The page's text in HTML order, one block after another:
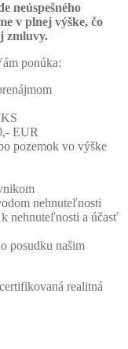
neúspešného
v plnej výške, čo
zmluvy.
ponúka:
EUR
pozemok vo výške
nehnuteľnosti
nehnuteľnosti a účasť
posudku našim
realitná